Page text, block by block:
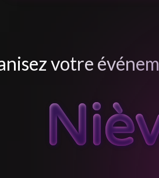
votre